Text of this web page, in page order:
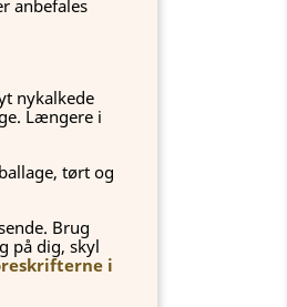
anbefales
nykalkede
Længere i
tørt og
Brug
på dig, skyl
i